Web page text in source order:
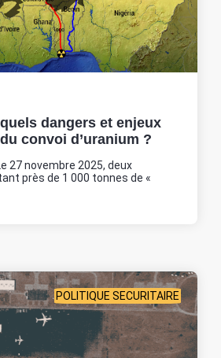
dangers et enjeux
convoi d’uranium ?
27 novembre 2025, deux
près de 1 000 tonnes de «
POLITIQUE SECURITAIRE